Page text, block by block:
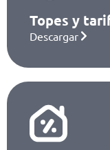
Topes y
Descargar